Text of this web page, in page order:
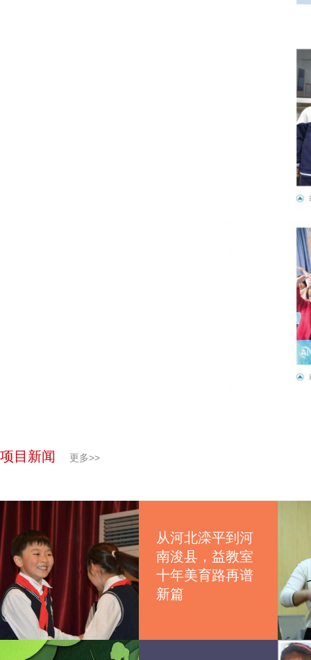
项目新闻 更多>>
从河北滦平到河
南浚县，益教室
十年美育路再谱
新篇